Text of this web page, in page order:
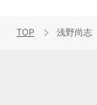
TOP 浅野尚志